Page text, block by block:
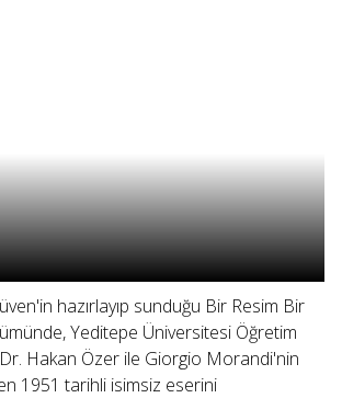
hazırlayıp sunduğu Bir Resim Bir
Yeditepe Üniversitesi Öğretim
Hakan Özer ile Giorgio Morandi'nin
1951 tarihli isimsiz eserini